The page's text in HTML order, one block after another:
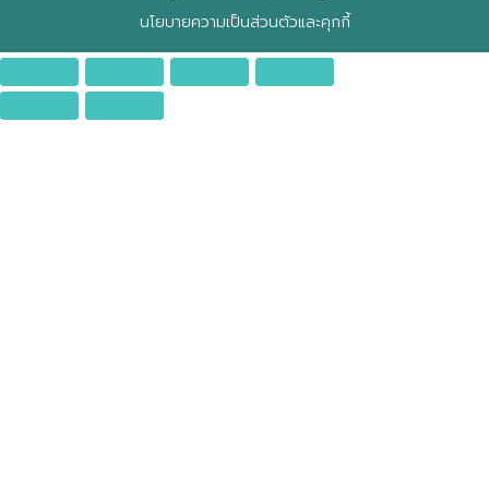
นโยบายความเป็นส่วนตัวและคุกกี้